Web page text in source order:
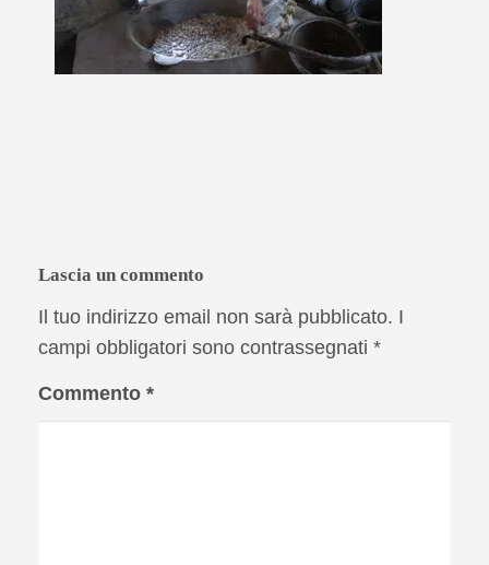
Lascia un commento
Il tuo indirizzo email non sarà pubblicato. I
campi obbligatori sono contrassegnati *
Commento *